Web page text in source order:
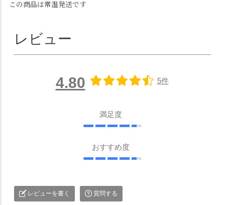
この商品は常温発送です
レビュー
4.80 5件
満足度
おすすめ度
レビューを書く 質問する